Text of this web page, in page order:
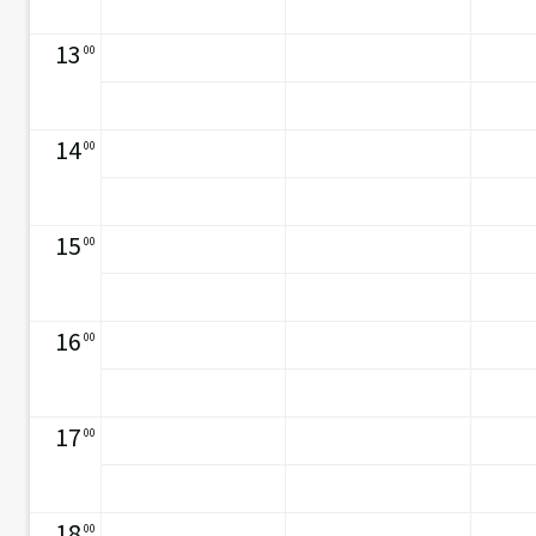
13 00
1400
15 00
16 00
17 00
00